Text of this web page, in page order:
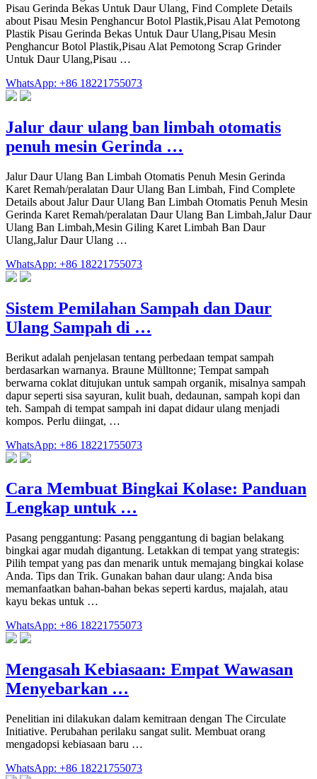
Pisau Gerinda Bekas Untuk Daur Ulang, Find Complete Details
about Pisau Mesin Penghancur Botol Plastik,Pisau Alat Pemotong
Plastik Pisau Gerinda Bekas Untuk Daur Ulang,Pisau Mesin
Penghancur Botol Plastik,Pisau Alat Pemotong Scrap Grinder
Untuk Daur Ulang,Pisau …
WhatsApp: +86 18221755073
Jalur daur ulang ban limbah otomatis
penuh mesin Gerinda …
Jalur Daur Ulang Ban Limbah Otomatis Penuh Mesin Gerinda
Karet Remah/peralatan Daur Ulang Ban Limbah, Find Complete
Details about Jalur Daur Ulang Ban Limbah Otomatis Penuh Mesin
Gerinda Karet Remah/peralatan Daur Ulang Ban Limbah,Jalur Daur
Ulang Ban Limbah,Mesin Giling Karet Limbah Ban Daur
Ulang,Jalur Daur Ulang …
WhatsApp: +86 18221755073
Sistem Pemilahan Sampah dan Daur
Ulang Sampah di …
Berikut adalah penjelasan tentang perbedaan tempat sampah
berdasarkan warnanya. Braune Mülltonne; Tempat sampah
berwarna coklat ditujukan untuk sampah organik, misalnya sampah
dapur seperti sisa sayuran, kulit buah, dedaunan, sampah kopi dan
teh. Sampah di tempat sampah ini dapat didaur ulang menjadi
kompos. Perlu diingat, …
WhatsApp: +86 18221755073
Cara Membuat Bingkai Kolase: Panduan
Lengkap untuk …
Pasang penggantung: Pasang penggantung di bagian belakang
bingkai agar mudah digantung. Letakkan di tempat yang strategis:
Pilih tempat yang pas dan menarik untuk memajang bingkai kolase
Anda. Tips dan Trik. Gunakan bahan daur ulang: Anda bisa
memanfaatkan bahan-bahan bekas seperti kardus, majalah, atau
kayu bekas untuk …
WhatsApp: +86 18221755073
Mengasah Kebiasaan: Empat Wawasan
Menyebarkan …
Penelitian ini dilakukan dalam kemitraan dengan The Circulate
Initiative. Perubahan perilaku sangat sulit. Membuat orang
mengadopsi kebiasaan baru …
WhatsApp: +86 18221755073